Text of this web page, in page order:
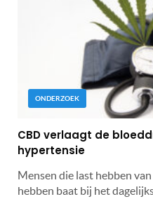
ONDERZOEK
CBD verlaagt de
hypertensie
Mensen die last hebben
hebben baat bij het